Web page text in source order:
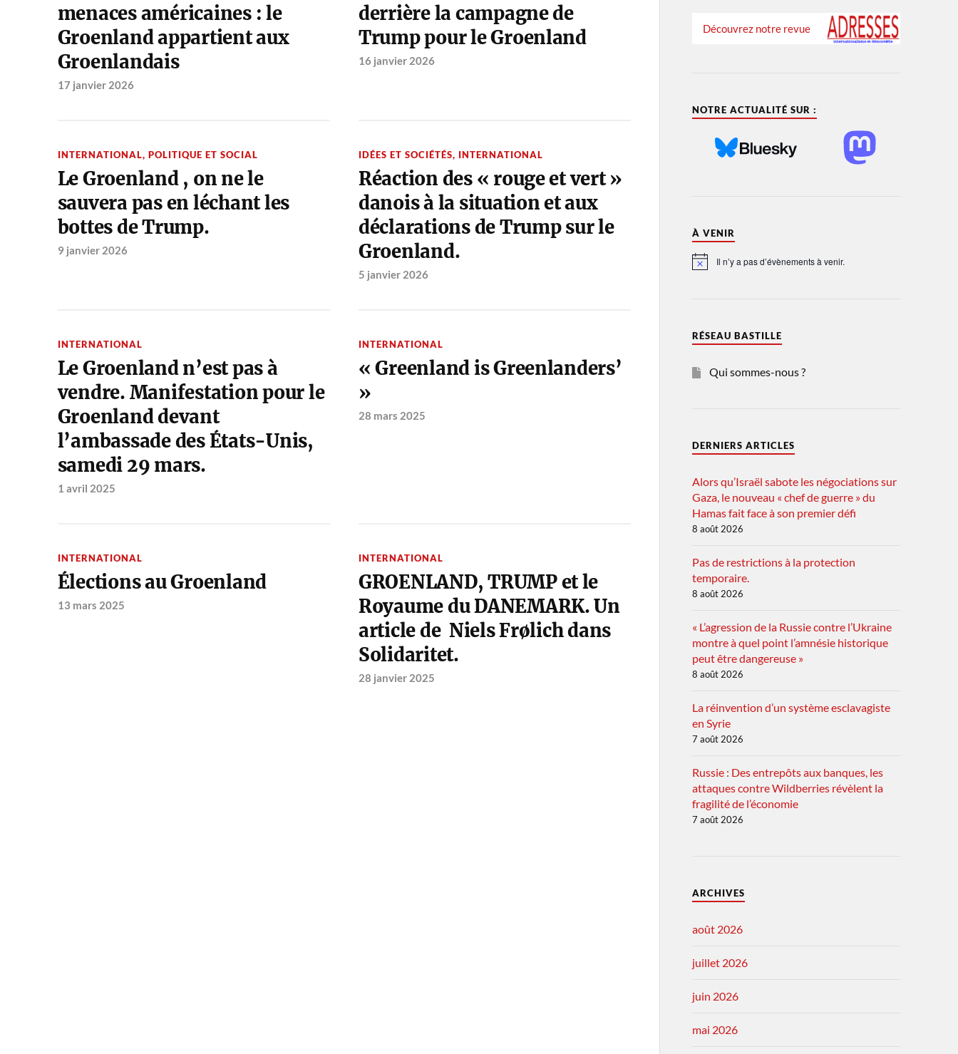
menaces américaines : le
Groenland appartient aux
Groenlandais
17 janvier 2026
derrière la campagne de
Trump pour le Groenland
16 janvier 2026
INTERNATIONAL, POLITIQUE ET SOCIAL
Le Groenland , on ne le
sauvera pas en léchant les
bottes de Trump.
9 janvier 2026
IDÉES ET SOCIÉTÉS, INTERNATIONAL
Réaction des « rouge et vert »
danois à la situation et aux
déclarations de Trump sur le
Groenland.
5 janvier 2026
INTERNATIONAL
Le Groenland n’est pas à
vendre. Manifestation pour le
Groenland devant
l’ambassade des États-Unis,
samedi 29 mars.
1 avril 2025
INTERNATIONAL
« Greenland is Greenlanders’
»
28 mars 2025
INTERNATIONAL
Élections au Groenland
13 mars 2025
INTERNATIONAL
GROENLAND, TRUMP et le
Royaume du DANEMARK. Un
article de Niels Frølich dans
Solidaritet.
28 janvier 2025
Découvrez notre revue
NOTRE ACTUALITÉ SUR :
À VENIR
Notice Il n’y a pas d’évènements à venir.
RÉSEAU BASTILLE
Qui sommes-nous ?
DERNIERS ARTICLES
Alors qu’Israël sabote les négociations sur
Gaza, le nouveau « chef de guerre » du
Hamas fait face à son premier défi
8 août 2026
Pas de restrictions à la protection
temporaire.
8 août 2026
« L’agression de la Russie contre l’Ukraine
montre à quel point l’amnésie historique
peut être dangereuse »
8 août 2026
La réinvention d’un système esclavagiste
en Syrie
7 août 2026
Russie : Des entrepôts aux banques, les
attaques contre Wildberries révèlent la
fragilité de l’économie
7 août 2026
ARCHIVES
août 2026
juillet 2026
juin 2026
mai 2026